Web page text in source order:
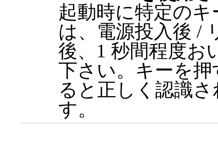
起動時に特定の
は、電源投入後 /
後、1 秒間程度お
下さい。キーを
ると正しく認識
す。